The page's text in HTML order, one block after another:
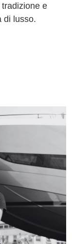
e
di lusso.